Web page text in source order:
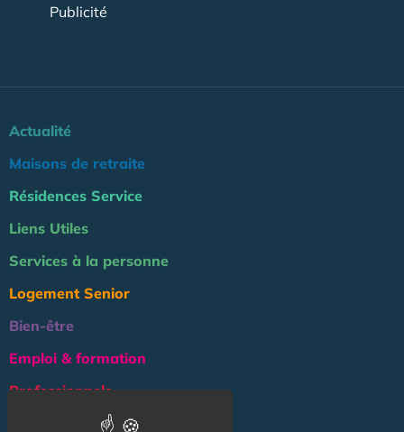
Publicité
Actualité
Maisons de retraite
Résidences Service
Liens Utiles
Services à la personne
Logement Senior
Bien-être
Emploi & formation
Professionnels
NOS AUTRES SITES :